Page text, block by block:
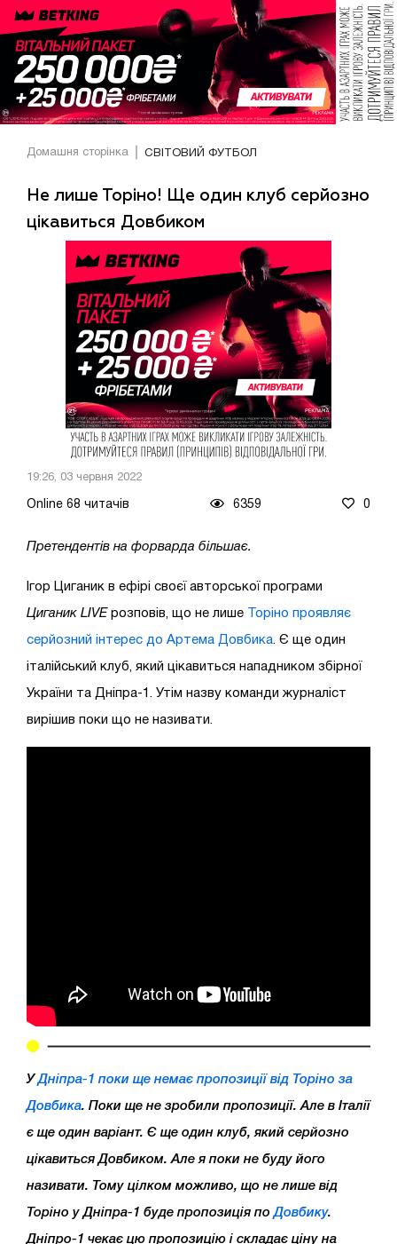
Домашня сторінка СВІТОВИЙ ФУТБОЛ
Не лише Торіно! Ще один клуб серйозно
цікавиться Довбиком
19:26, 03 червня 2022
Online 68 читачів 6359 0
Претендентів на форварда більшає.
Ігор Циганик в ефірі своєї авторської програми
Циганик LIVEрозповів, що не лише Торіно проявляє
серйозний інтерес до Артема Довбика . Є ще один
італійський клуб, який цікавиться нападником збірної
України та Дніпра-1. Утім назву команди журналіст
вирішив поки що не називати.
УДніпра-1 поки ще немає пропозиції від Торіно за
Довбика. Поки ще не зробили пропозиції. Але в Італії
є ще один варіант. Є ще один клуб, який серйозно
цікавиться Довбиком. Але я поки не буду його
називати. Тому цілком можливо, що не лише від
Торіно у Дніпра-1 буде пропозиція поДовбику.
Дніпро-1 чекає цю пропозицію і складає ціну на